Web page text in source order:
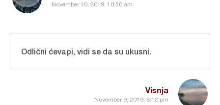
November 10, 2019, 10:50 am
Visnja
November 9, 2019, 8:12 pm
Odlični ćevapi, vidi se da su ukusni.